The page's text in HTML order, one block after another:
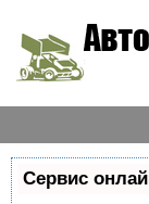
Сервис